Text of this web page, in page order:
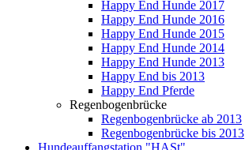
Happy End Hunde 2017
Happy End Hunde 2016
Happy End Hunde 2015
Happy End Hunde 2014
Happy End Hunde 2013
Happy End bis 2013
Happy End Pferde
Regenbogenbrücke
Regenbogenbrücke ab 2013
Regenbogenbrücke bis 2013
Hundeauffangstation "HASt"